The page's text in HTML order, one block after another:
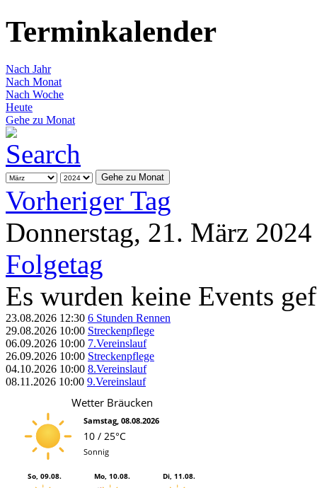
Terminkalender
Nach Jahr
Nach Monat
Nach Woche
Heute
Gehe zu Monat
Gehe zu Monat
Vorheriger Tag
Donnerstag, 21. März 2024
Folgetag
Es wurden keine Events
23.08.2026 12:30 6 Stunden Rennen
29.08.2026 10:00 Streckenpflege
06.09.2026 10:00 7.Vereinslauf
26.09.2026 10:00 Streckenpflege
04.10.2026 10:00 8.Vereinslauf
08.11.2026 10:00 9.Vereinslauf
Wetter Bräucken
Samstag, 08.08.2026
10 / 25°C
Sonnig
So, 09.08. Mo, 10.08. Di, 11.08.